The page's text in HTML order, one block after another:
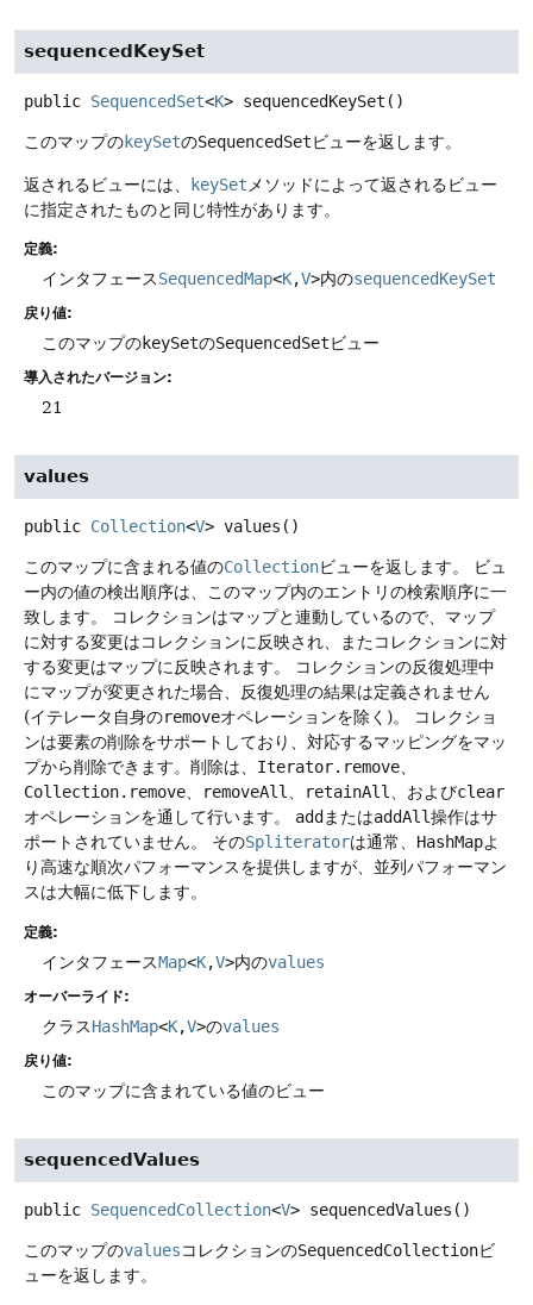
sequencedKeySet
public SequencedSet<K> sequencedKeySet ()
このマップのkeySetのSequencedSetビューを返します。
返されるビューには、 keySet メソッドによって返されるビュー
に指定されたものと同じ特性があります。
定義:
インタフェースSequencedMap<K,V>内のsequencedKeySet
戻り値:
このマップのkeySetのSequencedSetビュー
導入されたバージョン:
21
values
public Collection<V> values ()
このマップに含まれる値のCollectionビューを返します。
ビュ
ー内の値の検出順序は、このマップ内のエントリの検索順序に一
致します。
コレクションはマップと連動しているので、マップ
に対する変更はコレクションに反映され、またコレクションに対
する変更はマップに反映されます。
コレクションの反復処理中
にマップが変更された場合、反復処理の結果は定義されません
(イテレータ自身のremoveオペレーションを除く)。
コレクショ
ンは要素の削除をサポートしており、対応するマッピングをマッ
プから削除できます。削除は、 Iterator.remove、
Collection.remove、 removeAll、 retainAll、およびclear
オペレーションを通して行います。
add またはaddAll操作はサ
ポートされていません。
そのSpliteratorは通常、 HashMapよ
り高速な順次パフォーマンスを提供しますが、並列パフォーマン
スは大幅に低下します。
定義:
インタフェースMap<K,V>内のvalues
オーバーライド:
クラスHashMap<K,V>のvalues
戻り値:
このマップに含まれている値のビュー
sequencedValues
public SequencedCollection<V> sequencedValues ()
このマップのvaluesコレクションのSequencedCollectionビ
ューを返します。